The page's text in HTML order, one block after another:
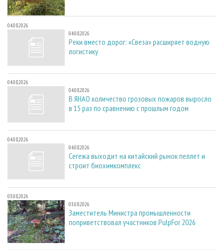
04.08.2026
04.08.2026
Реки вместо дорог: «Свеза» расширяет водную
логистику
04.08.2026
04.08.2026
В ЯНАО количество грозовых пожаров выросло
в 15 раз по сравнению с прошлым годом
04.08.2026
04.08.2026
Сегежа выходит на китайский рынок пеллет и
строит биохимкомплекс
03.08.2026
03.08.2026
Заместитель Министра промышленности
поприветствовал участников PulpFor 2026